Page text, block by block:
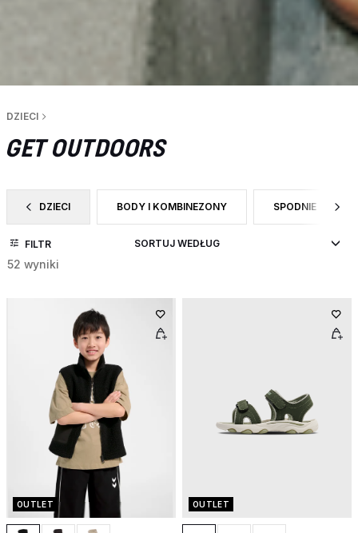
DZIECI
GET OUTDOORS
DZIECI
ZAWĘŹ DO CATEGORY: DZIECIBODY I KOMBINEZONY
ZAWĘŹ DO RODZAJ PRODUKTU: BODY I
SPODNIE
ZAWĘŹ DO
FILTR
52 wyniki
OUTLET OUTLET